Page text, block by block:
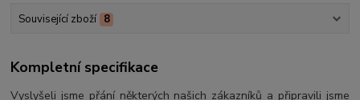
Související zboží 8
Kompletní specifikace
Vyslyšeli jsme přání některých našich zákazníků a připravili jsme